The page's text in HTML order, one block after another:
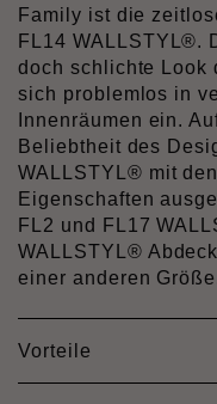
Family ist die
FL14 WALLSTYL®.
doch schlichte Look
sich problemlos in
Innenräumen ein.
Beliebtheit des
WALLSTYL® mit
Eigenschaften
FL2 und FL17
WALLSTYL®
einer anderen
Vorteile